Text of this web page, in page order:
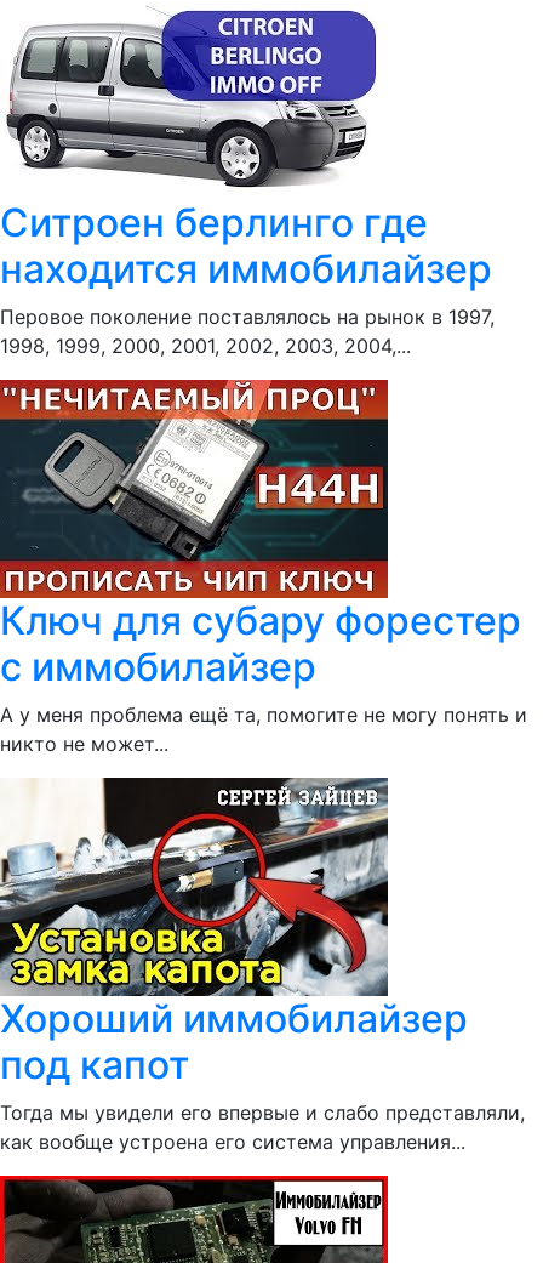
Ситроен берлинго где
находится иммобилайзер
Перовое поколение поставлялось на рынок в 1997,
1998, 1999, 2000, 2001, 2002, 2003, 2004,...
Ключ для субару форестер
с иммобилайзер
А у меня проблема ещё та, помогите не могу понять и
никто не может...
Хороший иммобилайзер
под капот
Тогда мы увидели его впервые и слабо представляли,
как вообще устроена его система управления...